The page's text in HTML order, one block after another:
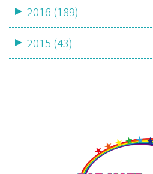
2016 (189)
2015 (43)